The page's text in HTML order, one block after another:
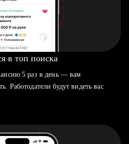
в топ поиска
5 раз в день — вам
Работодатели будут видеть вас